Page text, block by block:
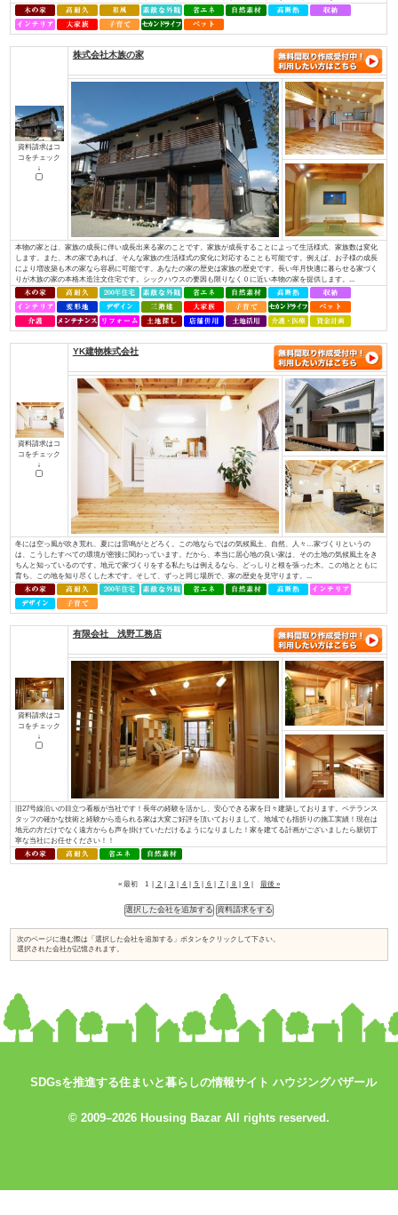
る。 日...
資料請求はコ
コをチェック
↓
（株）アットホーム四国
・社長を含め、社員全員が職人経験者！当社では、社長を含め社員全員が
ちんと理解し、お客様のご要望にも的確にお応えできます。・専門性が高
っております！それぞれの施工には、大工さんが理解しているところ、白
ど、専門性を持っていなければ対応できない部分があります。しかし、当
資料請求はコ
イデキョウホーム（株）
富士商圏（富士市･富士宮市）で注文住宅着工棟数第1位に認定JSK（住宅
棟数」の調査で、イデキョウグループが2015年に引き続き富士市実績Ｎｏ.
年に富士市に創業し、2018年には70周年を迎えました。地域に根ざした家
入れられている証と考え、今後も「地産地消でつくる、満足が持続する家づ
コをチェック
SDGsを推進する住まいと暮らしの情報サイト ハウジングバザール
© 2009–2026 Housing Bazar All rights reserved.